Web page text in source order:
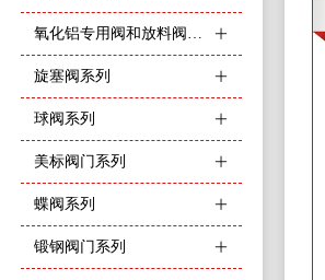
ꄶ
氧化铝专用阀和放料阀系列
ꄶ
旋塞阀系列
ꄶ
球阀系列
ꄶ
美标阀门系列
ꄶ
蝶阀系列
ꄶ
锻钢阀门系列